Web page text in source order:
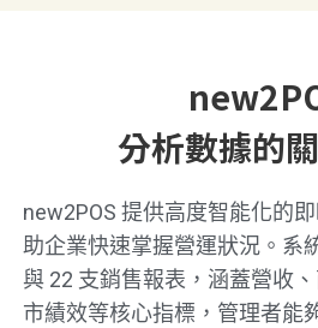
分析數據的
new2POS 提供高度智能化的
助企業快速掌握營運狀況。系
與 22 支銷售報表，涵蓋營收
市績效等核心指標，管理者能